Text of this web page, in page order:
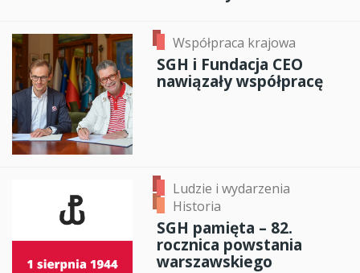
Współpraca krajowa
SGH i Fundacja CEO
nawiązały współpracę
Ludzie i wydarzenia
Historia
SGH pamięta – 82.
rocznica powstania
warszawskiego